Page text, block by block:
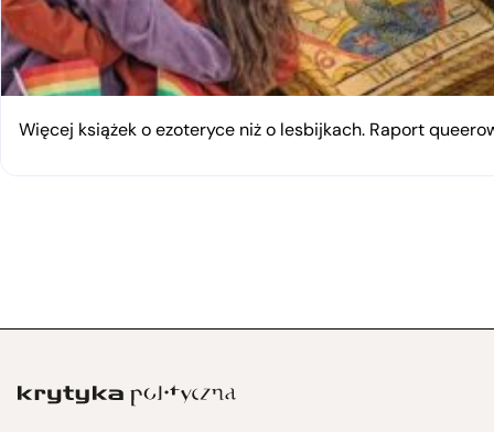
Więcej książek o ezoteryce niż o lesbijkach. Raport